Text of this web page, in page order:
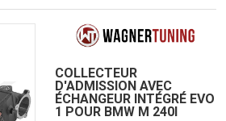
COLLECTEUR
D'ADMISSION AVEC
ÉCHANGEUR INTÉGRÉ EVO
1 POUR BMW M 240I